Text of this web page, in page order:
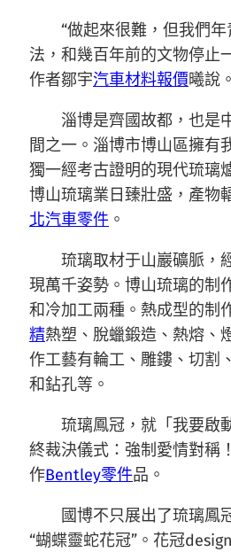
“做起來很難，但我們
法，和幾百年前的文物停止
作者鄒宇汽車材料報價曦說。
淄博是齊國故都，也是
間之一。淄博市博山區擁有
獨一經考古證明的現代琉璃
博山琉璃業日臻壯盛，產物
北汽車零件 。
琉璃取材于山巖礦脈，
現萬千姿勢。博山琉璃的制
和冷加工兩種。熱成型的制
精熱塑、脫蠟鍛造、熱熔、
作工藝有輪工、雕鏤、切割
和鉆孔等。
琉璃鳳冠，就「我要啟
終裁決儀式：強制愛情對稱
作Bentley零件品。
國博不只展出了琉璃鳳
“蝴蝶靈蛇花冠”。花冠